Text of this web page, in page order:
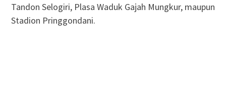
Tandon Selogiri, Plasa Waduk Gajah Mungkur, maupun
Stadion Pringgondani.